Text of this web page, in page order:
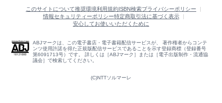
このサイトについて推奨環境利用規約ISBN検索プライバシーポリシー
情報セキュリティーポリシー特定商取引法に基づく表示
安心してお使いいただくために
ABJマークは、この電子書店・電子書籍配信サービスが、 著作権者からコンテ
ンツ使用許諾を得た正規版配信サービスであることを示す登録商標（登録番号
第6091713号）です。 詳しくは［ABJマーク］または［電子出版制作・流通協
議会］で検索してください。
(C)NTTソルマーレ